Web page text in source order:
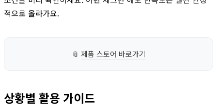
적으로 올라가요.
📎 제품 스토어 바로가기
상황별 활용 가이드